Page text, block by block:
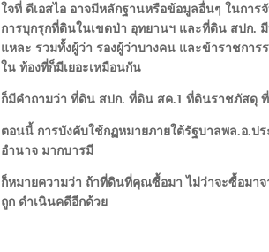
ใจที่ ดีเอสไอ อาจมีหลักฐานหรือข้อมูลอื่นๆ ในกา
การบุกรุกที่ดินในเขตป่า อุทยานฯ และที่ดิน สปก.
แหละ รวมทั้งผู้ว่า รองผู้ว่าบางคน และข้าราชกา
ใน ท้องที่ก็มีเยอะเหมือนกัน
ก็มีคำถามว่า ที่ดิน สปก. ที่ดิน สค.1 ที่ดินราชภัสดุ
ตอนนี้ การบังคับใช้กฏหมายภายใต้รัฐบาลพล.อ.
อำนาจ มากบารมี
ก็หมายความว่า ถ้าที่ดินที่คุณซื้อมา ไม่ว่าจะซื้อมา
ถูก ดำเนินคดีอีกด้วย